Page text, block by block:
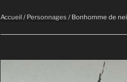
Accueil /Personnages / Bonhomme de